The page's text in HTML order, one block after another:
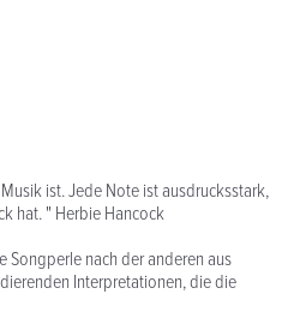
ist. Jede Note ist ausdrucksstark,
hat. " Herbie Hancock
Songperle nach der anderen aus
Interpretationen, die die